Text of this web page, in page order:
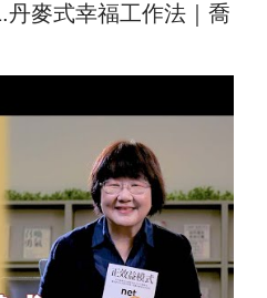
丹麥式幸福工作法｜喬